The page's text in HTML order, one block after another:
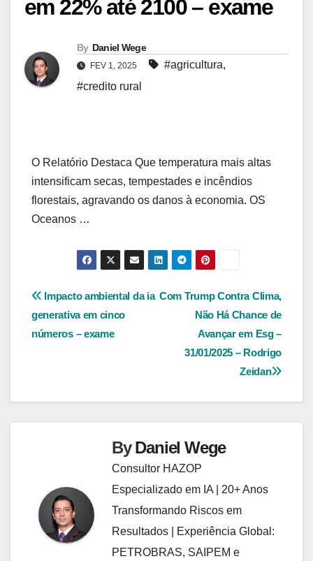
em 22% até 2100 – exame
By Daniel Wege
FEV 1, 2025 #agricultura,
#credito rural
O Relatório Destaca Que temperatura mais altas
intensificam secas, tempestades e incêndios
florestais, agravando os danos à economia. OS
Oceanos …
Navegação
de
Com Trump Contra Clima,
Não Há Chance de
Avançar em Esg –
31/01/2025 – Rodrigo
Zeidan
Impacto ambiental da ia
generativa em cinco
números – exame
ByDaniel Wege
Consultor HAZOP
Especializado em IA | 20+ Anos
Transformando Riscos em
Resultados | Experiência Global:
PETROBRAS, SAIPEM e